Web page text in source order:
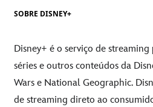
SOBRE DISNEY+
Disney+ é o serviço de
séries e outros conteúdos da
Wars e National Geographic.
de streaming direto ao